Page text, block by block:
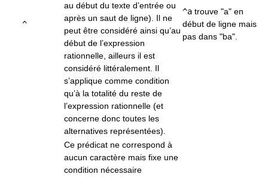
^
au début du texte d’entrée ou
après un saut de ligne). Il ne
peut être considéré ainsi qu’au
début de l’expression
rationnelle, ailleurs il est
considéré littéralement. Il
s’applique comme condition
qu’à la totalité du reste de
l’expression rationnelle (et
concerne donc toutes les
alternatives représentées).
^a trouve "a" en
début de ligne mais
pas dans "ba".
Ce prédicat ne correspond à
aucun caractère mais fixe une
condition nécessaire